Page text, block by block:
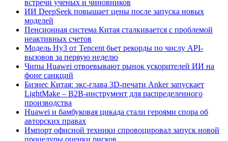
встречи ученых и чиновников
ИИ DeepSeek повышает цены после запуска новых
моделей
Пенсионная система Китая сталкивается с проблемой
неактивных счетов
Модель Hy3 от Tencent бьет рекорды по числу API-
вызовов за первую неделю
Чипы Huawei отвоевывают рынок ускорителей ИИ на
фоне санкций
Бизнес Китая: экс-глава 3D-печати Anker запускает
LightMake – B2B-инструмент для распределенного
производства
Huawei и бамбуковая цикада стали героями спора об
авторских правах
Импорт офисной техники спровоцировал запуск новой
процедуры оценки рисков